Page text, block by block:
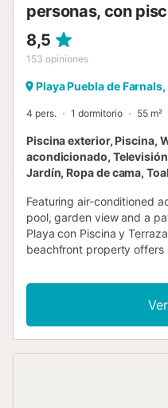
personas, con
8,5
153 opiniones
Playa Puebla de
4 pers. 1 dormitorio 55 m²
Piscina exterior, Piscina,
acondicionado,
Jardín, Ropa de cama,
Featuring air-conditioned
pool, garden view and a
Playa con Piscina y
beachfront property offers